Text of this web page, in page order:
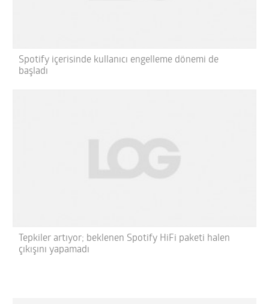
Spotify içerisinde kullanıcı engelleme dönemi de
başladı
Tepkiler artıyor; beklenen Spotify HiFi paketi halen
çıkışını yapamadı